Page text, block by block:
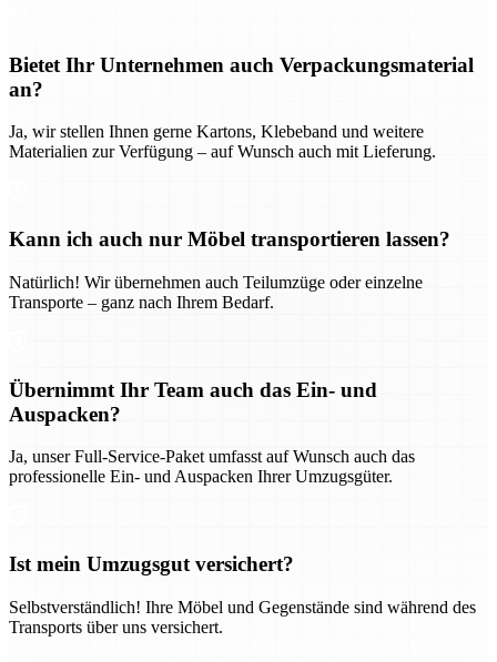
Bietet Ihr Unternehmen auch Verpackungsmaterial
an?
Ja, wir stellen Ihnen gerne Kartons, Klebeband und weitere
Materialien zur Verfügung – auf Wunsch auch mit Lieferung.
Kann ich auch nur Möbel transportieren lassen?
Natürlich! Wir übernehmen auch Teilumzüge oder einzelne
Transporte – ganz nach Ihrem Bedarf.
Übernimmt Ihr Team auch das Ein- und
Auspacken?
Ja, unser Full-Service-Paket umfasst auf Wunsch auch das
professionelle Ein- und Auspacken Ihrer Umzugsgüter.
Ist mein Umzugsgut versichert?
Selbstverständlich! Ihre Möbel und Gegenstände sind während des
Transports über uns versichert.